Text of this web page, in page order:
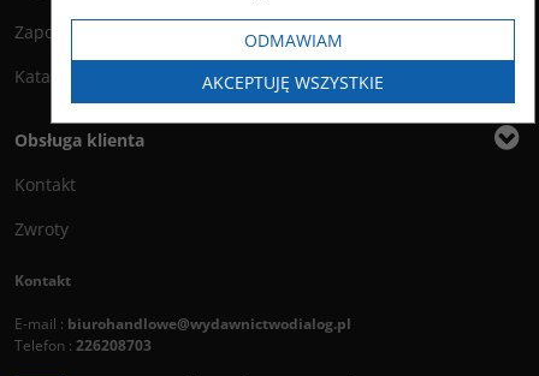
Zapowiedzi
Katalog
Obsługa klienta
Kontakt
Zwroty
Kontakt
E-mail : biurohandlowe@wydawnictwodialog.pl
Telefon : 226208703
ODMAWIAM
AKCEPTUJĘ WSZYSTKIE